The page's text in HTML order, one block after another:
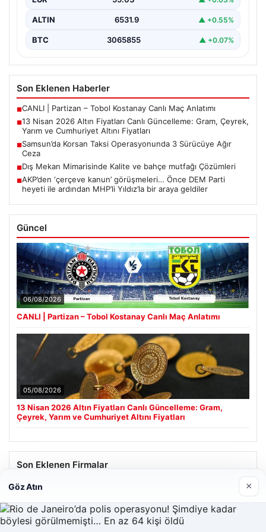
ALTIN 6531.9 ▲ +0.55%
BTC 3065855 ▲ +0.07%
Son Eklenen Haberler
■CANLI | Partizan – Tobol Kostanay Canlı Maç Anlatımı
■13 Nisan 2026 Altın Fiyatları Canlı Güncelleme: Gram, Çeyrek,
Yarım ve Cumhuriyet Altını Fiyatları
■Samsun’da Korsan Taksi Operasyonunda 3 Sürücüye Ağır
Ceza
■Dış Mekan Mimarisinde Kalite ve bahçe mutfağı Çözümleri
■AKP’den ‘çerçeve kanun’ görüşmeleri… Önce DEM Parti
heyeti ile ardından MHP’li Yıldız’la bir araya geldiler
Güncel
06/08/2026
CANLI | Partizan – Tobol Kostanay Canlı Maç Anlatımı
05/08/2026
13 Nisan 2026 Altın Fiyatları Canlı Güncelleme: Gram,
Çeyrek, Yarım ve Cumhuriyet Altını Fiyatları
Son Eklenen Firmalar
Göz Atın ×